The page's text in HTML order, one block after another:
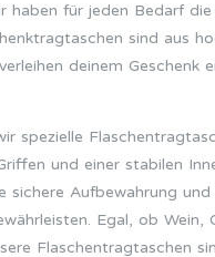
haben für jeden Bedarf die
sind aus
deinem Geschenk
spezielle
und einer stabilen
sichere Aufbewahrung und
Egal, ob Wein,
Flaschentragtaschen